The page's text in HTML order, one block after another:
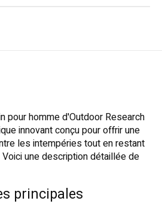
pour homme d'Outdoor Research
innovant conçu pour offrir une
les intempéries tout en restant
une description détaillée de
principales